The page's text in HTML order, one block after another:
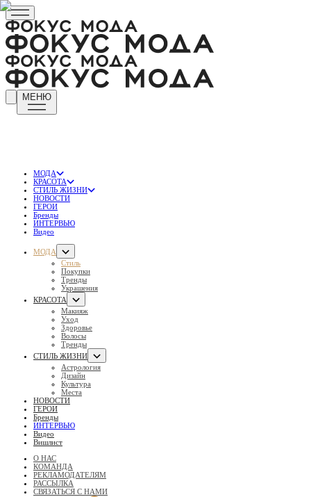
МЕНЮ
МОДА
КРАСОТА
СТИЛЬ ЖИЗНИ
НОВОСТИ
ГЕРОИ
Бренды
ИНТЕРВЬЮ
Видео
МОДА
Стиль
Покупки
Тренды
Украшения
КРАСОТА
Макияж
Уход
Здоровье
Волосы
Тренды
СТИЛЬ ЖИЗНИ
Астрология
Дизайн
Культура
Места
НОВОСТИ
ГЕРОИ
Бренды
ИНТЕРВЬЮ
Видео
Вишлист
О НАС
КОМАНДА
РЕКЛАМОДАТЕЛЯМ
РАССЫЛКА
СВЯЗАТЬСЯ С НАМИ